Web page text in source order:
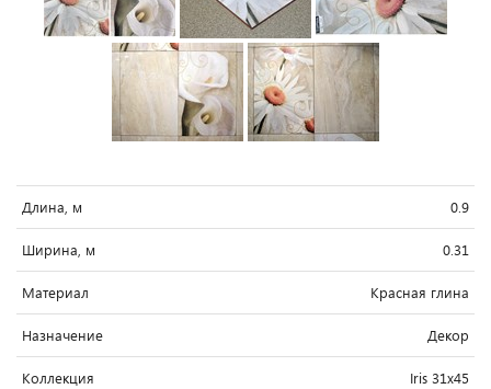
Длина, м 0.9
Ширина, м 0.31
Материал Красная глина
Назначение Декор
Коллекция Iris 31x45